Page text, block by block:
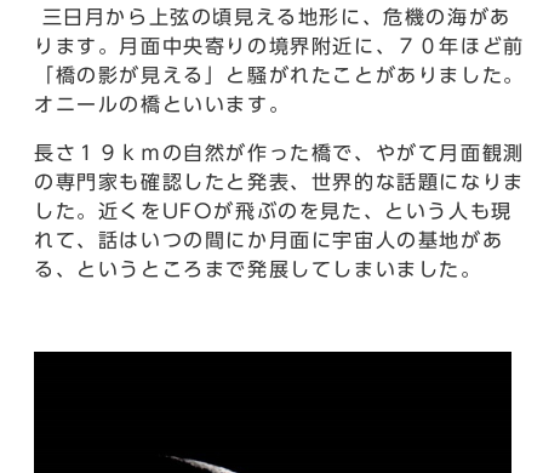
三日月から上弦の頃見える地形に、危機の海があ
ります。月面中央寄りの境界附近に、７０年ほど前
「橋の影が見える」と騒がれたことがありました。
オニールの橋といいます。
長さ１９ｋｍの自然が作った橋で、やがて月面観測
の専門家も確認したと発表、世界的な話題になりま
した。近くをUFOが飛ぶのを見た、という人も現
れて、話はいつの間にか月面に宇宙人の基地があ
る、というところまで発展してしまいました。